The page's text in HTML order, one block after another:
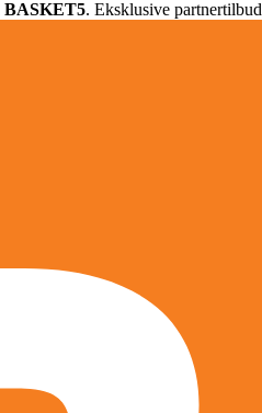
BASKET5. Eksklusive partnertilbud